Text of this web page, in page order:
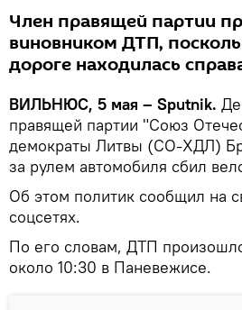
Член правящей партии
виновником ДТП,
дороге находилась
ВИЛЬНЮС, 5 мая – Sputnik.
правящей партии "Союз
демократы Литвы (СО-ХДЛ)
за рулем автомобиля сбил
Об этом политик сообщил на
соцсетях.
По его словам, ДТП
около 10:30 в Паневежисе.